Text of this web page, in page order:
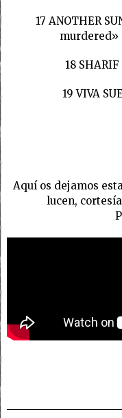
17 ANOTHER
murdered»
18
19 VIVA
Aquí os dejamos
lucen,